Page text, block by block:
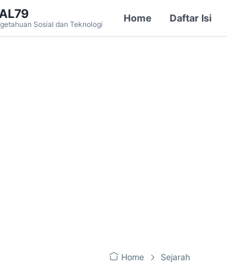
Sosial dan Teknologi
Home Daftar Isi
Home Sejarah